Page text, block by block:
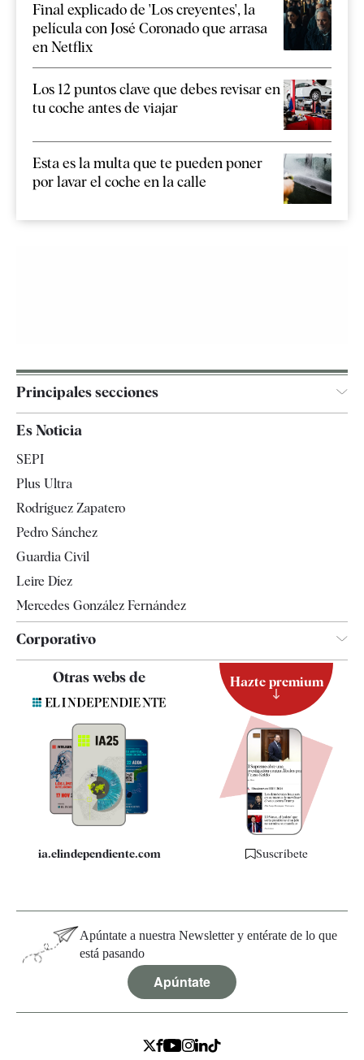
Final explicado de 'Los creyentes', la
película con José Coronado que arrasa
en Netflix
Los 12 puntos clave que debes revisar en
tu coche antes de viajar
Esta es la multa que te pueden poner
por lavar el coche en la calle
Principales secciones
Televisión
Es Noticia
SEPI
Plus Ultra
Rodríguez Zapatero
Pedro Sánchez
Guardia Civil
Leire Díez
Mercedes González Fernández
Corporativo
Quiénes somos
Especificaciones
Otras webs de
ia.elindependiente.com
Hazte premium
Suscríbete
Apúntate a nuestra Newsletter y entérate de lo que
está pasando
Apúntate